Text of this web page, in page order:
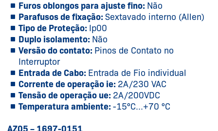
Furos oblongos para ajuste fino: Não
Parafusos de fixação: Sextavado interno (Allen)
Tipo de Proteção: Ip00
Duplo isolamento: Não
Versão do contato: Pinos de Contato no
Interruptor
Entrada de Cabo: Entrada de Fio individual
Corrente de operação ie: 2A/230 VAC
Tensão de operação ue: 2A/200VDC
Temperatura ambiente: -15°C...+70 °C